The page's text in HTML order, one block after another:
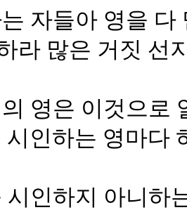
자들아 영을 다
라 많은 거짓 선
영은 이것으로
시인하는 영마다
인하지 아니하